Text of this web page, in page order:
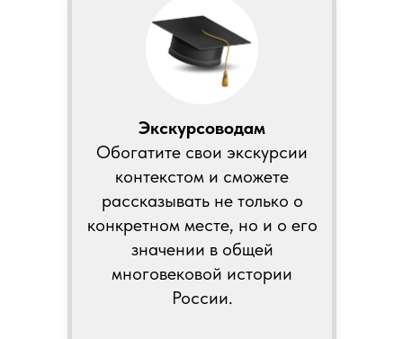
Экскурсоводам
Обогатите свои экскурсии
контекстом и сможете
рассказывать не только о
конкретном месте, но и о его
значении в общей
многовековой истории
России.